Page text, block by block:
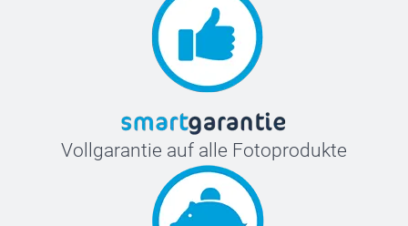
Vollgarantie auf alle Fotoprodukte